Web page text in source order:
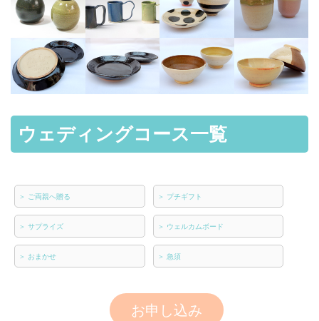
ウェディングコース一覧
＞ ご両親へ贈る ＞ プチギフト
＞ サプライズ ＞ ウェルカムボード
＞ おまかせ ＞ 急須
お申し込み